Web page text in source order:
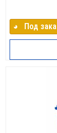
◕⠀Под